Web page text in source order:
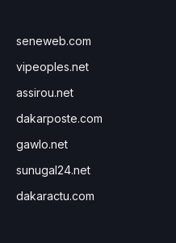
seneweb.com
vipeoples.net
assirou.net
dakarposte.com
gawlo.net
sunugal24.net
dakaractu.com